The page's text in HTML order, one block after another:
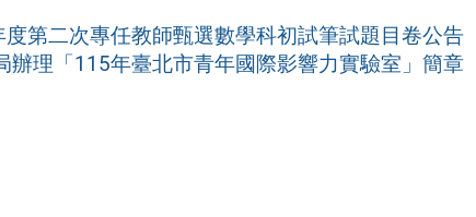
第二次專任教師甄選數學科初試筆試題目卷公告
辦理「115年臺北市青年國際影響力實驗室」簡章